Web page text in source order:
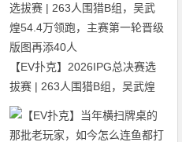
【EV扑克】2026IPG总决赛选
拔赛 | 263人围猎B组，吴武煌
54.4万领跑，主赛第一轮晋级版
图再添40人